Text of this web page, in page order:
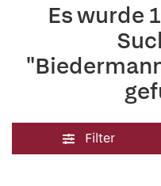
Es wurde
Filter